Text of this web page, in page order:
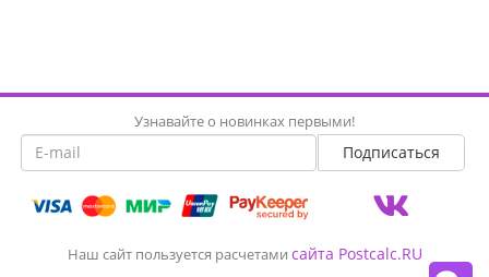
Узнавайте о новинках первыми!
Наш сайт пользуется расчетами сайта Postcalc.RU